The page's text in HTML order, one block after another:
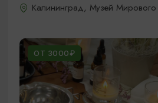
Калининград, Музей Мирового
ОТ 3000₽